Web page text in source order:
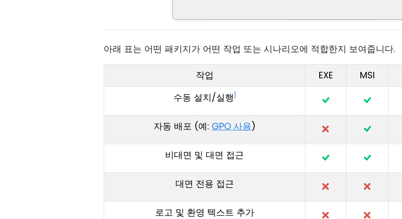
아래 표는 어떤 패키지가 어떤 작업 또는 시나리오에 적합한지 보여줍니다.
작업 EXE MSI
수동 설치/실행1
자동 배포 (예: GPO 사용)
비대면 및 대면 접근
대면 전용 접근
로고 및 환영 텍스트 추가